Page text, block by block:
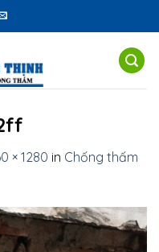
× 1280 in Chống thấm